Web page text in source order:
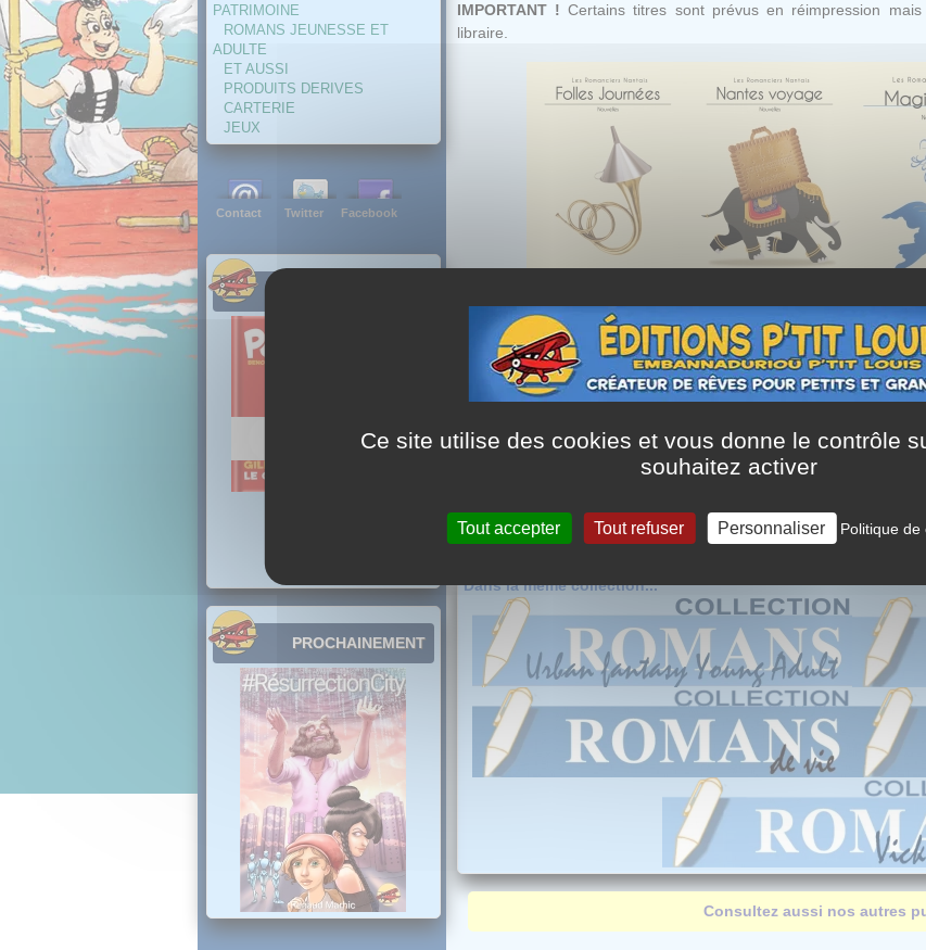
PATRIMOINE
ROMANS JEUNESSE ET
ADULTE
ET AUSSI
PRODUITS DERIVES
CARTERIE
JEUX
Contact Twitter Facebook
PROCHAINEMENT
IMPORTANT ! Certains titres sont prévus en réimpression
libraire.
Dans la même collection...
Consultez aussi nos autres
Ce site utilise des cookies et vous donne le contrôle
souhaitez activer
Tout accepter Tout refuser Personnaliser Politique de